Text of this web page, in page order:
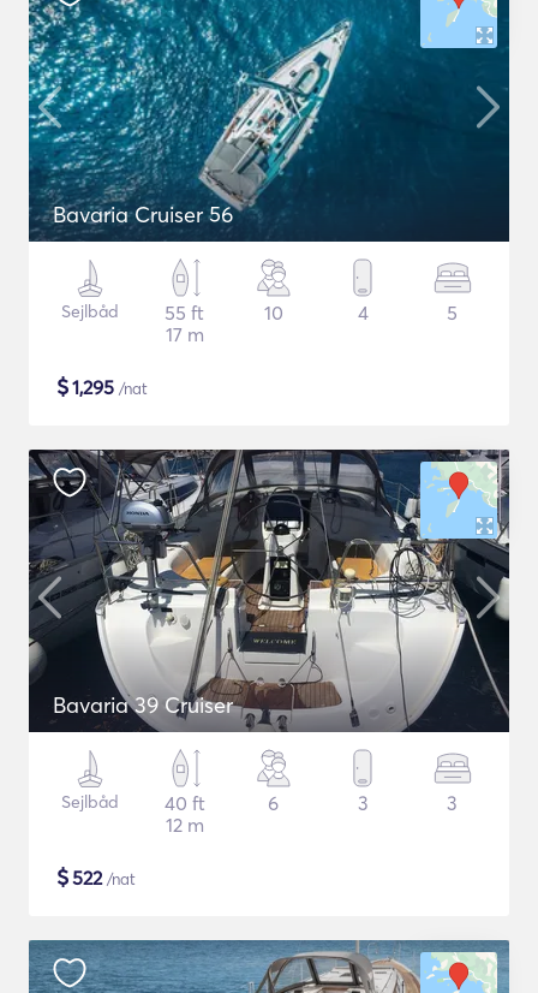
Bavaria Cruiser 56
Sejlbåd
55 ft
17 m
10 4 5
$1,295 /nat
Bavaria 39 Cruiser
Sejlbåd
40 ft
12 m
6 3 3
$522/nat